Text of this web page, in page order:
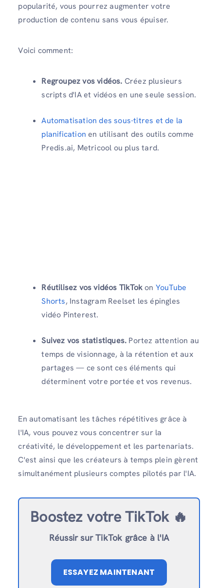
popularité, vous pourrez augmenter votre
production de contenu sans vous épuiser.
Voici comment:
Regroupez vos vidéos. Créez plusieurs
scripts d'IA et vidéos en une seule session.
Automatisation des sous-titres et de la
planification en utilisant des outils comme
Predis.ai, Metricool ou plus tard.
Réutilisez vos vidéos TikTokon YouTube
Shorts, Instagram Reelset les épingles
vidéo Pinterest.
Suivez vos statistiques. Portez attention au
temps de visionnage, à la rétention et aux
partages — ce sont ces éléments qui
déterminent votre portée et vos revenus.
En automatisant les tâches répétitives grâce à
l'IA, vous pouvez vous concentrer sur la
créativité, le développement et les partenariats.
C'est ainsi que les créateurs à temps plein gèrent
simultanément plusieurs comptes pilotés par l'IA.
Boostez votre TikTok 🔥
Réussir sur TikTok grâce à l'IA
ESSAYEZ MAINTENANT